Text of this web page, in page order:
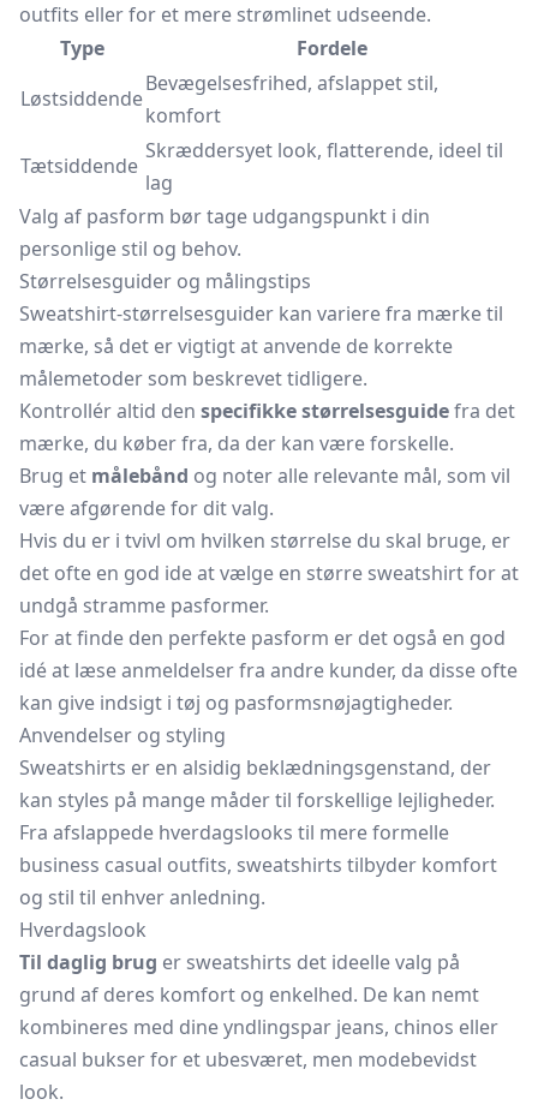
outfits eller for et mere strømlinet udseende.
Type
Fordele
Løstsiddende
Bevægelsesfrihed, afslappet stil,
komfort
Tætsiddende
Skræddersyet look, flatterende, ideel til
lag
Valg af pasform bør tage udgangspunkt i din
personlige stil og behov.
Størrelsesguider og målingstips
Sweatshirt-størrelsesguider kan variere fra mærke til
mærke, så det er vigtigt at anvende de korrekte
målemetoder som beskrevet tidligere.
Kontrollér altid den specifikke størrelsesguidefra det
mærke, du køber fra, da der kan være forskelle.
Brug et målebånd og noter alle relevante mål, som vil
være afgørende for dit valg.
Hvis du er i tvivl om hvilken størrelse du skal bruge, er
det ofte en god ide at vælge en større sweatshirt for at
undgå stramme pasformer.
For at finde den perfekte pasform er det også en god
idé at læse anmeldelser fra andre kunder, da disse ofte
kan give indsigt i tøj og pasformsnøjagtigheder.
Anvendelser og styling
Sweatshirts er en alsidig beklædningsgenstand, der
kan styles på mange måder til forskellige lejligheder.
Fra afslappede hverdagslooks til mere formelle
business casual outfits, sweatshirts tilbyder komfort
og stil til enhver anledning.
Hverdagslook
Til daglig brug er sweatshirts det ideelle valg på
grund af deres komfort og enkelhed. De kan nemt
kombineres med dine yndlingspar jeans, chinos eller
casual bukser for et ubesværet, men modebevidst
look.